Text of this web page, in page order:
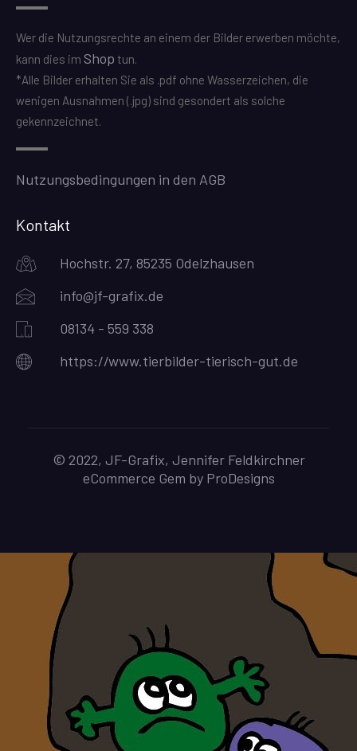
Wer die Nutzungsrechte an einem der Bilder erwerben möchte,
kann dies im Shop tun.
*Alle Bilder erhalten Sie als .pdf ohne Wasserzeichen, die
wenigen Ausnahmen (.jpg) sind gesondert als solche
gekennzeichnet.
Nutzungsbedingungen in den AGB
Kontakt
Hochstr. 27, 85235 Odelzhausen
info@jf-grafix.de
08134 - 559 338
https://www.tierbilder-tierisch-gut.de
© 2022, JF-Grafix, Jennifer Feldkirchner
eCommerce Gem by ProDesigns